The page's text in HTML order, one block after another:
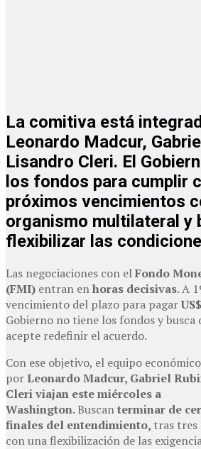
La comitiva está
Leonardo Madcur,
Lisandro Cleri. El
los fondos para cumplir
próximos vencimientos
organismo multilateral y
flexibilizar las
Las negociaciones con elFondo
(FMI) entran enhoras decisivas. A
vencimiento del plazo para pagar
Gobierno no tiene los fondos y busca
acepte redefinir el acuerdo.
Con ese objetivo, el equipo
porLeonardo Madcur, Gabriel
Cleriviajan este miércoles a
Washington.Buscanterminar de
finales del entendimiento, tras tres
con una flexibilización de las